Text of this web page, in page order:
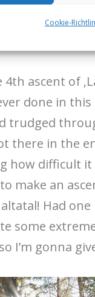
Cookie-
the ball
ascent of
done in
trudged
there in the
how difficult it
make an
Had
some
I’m gonna